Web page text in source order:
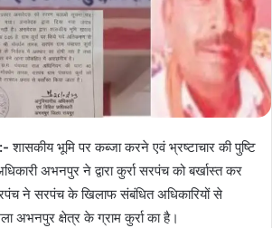
शासकीय भूमि पर कब्जा करने एवं भ्रष्टाचार की पुष्टि
अभनपुर ने द्वारा कुर्रा सरपंच को बर्खास्त कर
ने सरपंच के खिलाफ संबंधित अधिकारियों से
अभनपुर क्षेत्र के ग्राम कुर्रा का है।